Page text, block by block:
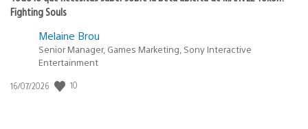
Fighting Souls
Melaine Brou
Senior Manager, Games Marketing, Sony Interactive
Entertainment
Fecha
16/07/2026 10